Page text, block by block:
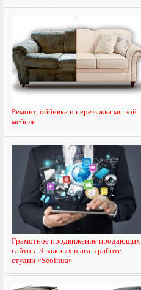
Ремонт, оббивка и перетяжка мягкой
мебели
Грамотное продвижение продающих
сайтов: 3 важных шага в работе
студии «Seoinua»